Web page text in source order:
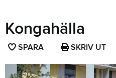
Kongahälla
SPARA SPARA
SOM
SKRIV UT